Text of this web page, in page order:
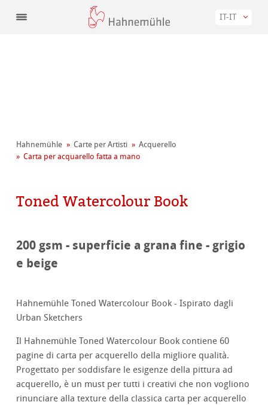
IT-IT
Hahnemühle Carte per Artisti
Acquerello
Carta per acquarello fatta a mano
Toned Watercolour Book
200 gsm - superficie a grana fine - grigio
e beige
Hahnemühle Toned Watercolour Book - Ispirato dagli
Urban Sketchers
Il Hahnemühle Toned Watercolour Book contiene 60
pagine di carta per acquerello della migliore qualità.
Progettato per soddisfare le esigenze della pittura ad
acquerello, è un must per tutti i creativi che non vogliono
rinunciare alla texture della classica carta per acquerello